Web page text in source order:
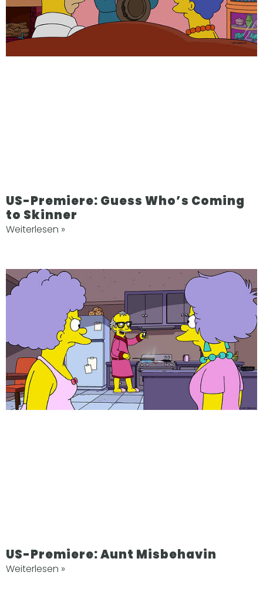
US-Premiere: Guess Who’s Coming
to Skinner
Weiterlesen »
US-Premiere: Aunt Misbehavin
Weiterlesen »